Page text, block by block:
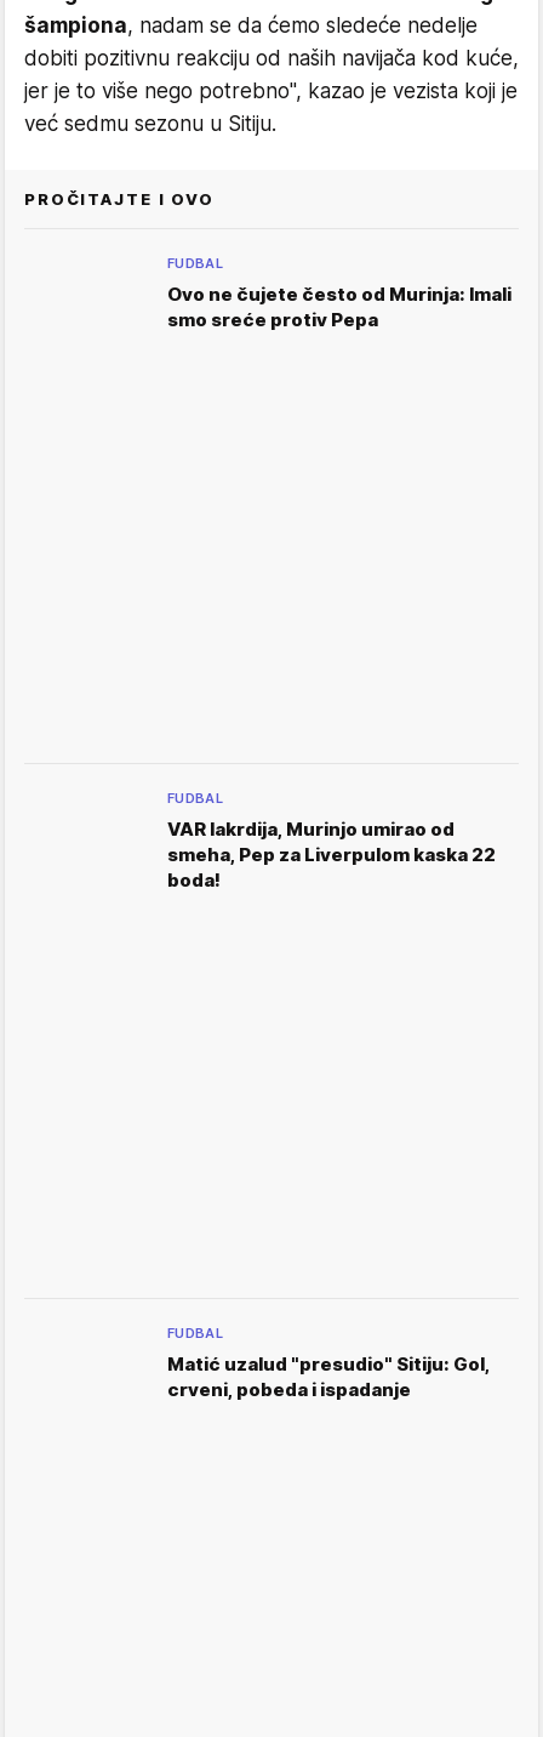
šampiona, nadam se da ćemo sledeće nedelje
dobiti pozitivnu reakciju od naših navijača kod kuće,
jer je to više nego potrebno", kazao je vezista koji je
već sedmu sezonu u Sitiju.
PROČITAJTE I OVO
FUDBAL
Ovo ne čujete često od Murinja: Imali
smo sreće protiv Pepa
FUDBAL
VAR lakrdija, Murinjo umirao od
smeha, Pep za Liverpulom kaska 22
boda!
FUDBAL
Matić uzalud "presudio" Sitiju: Gol,
crveni, pobeda i ispadanje